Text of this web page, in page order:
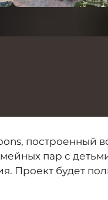
построенный
пар с
Проект будет